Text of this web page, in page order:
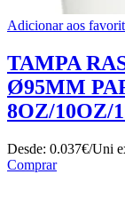
Adicionar aos
TAMPA
Ø95MM
8OZ/10OZ/
Desde: 0.037€/Uni
Comprar